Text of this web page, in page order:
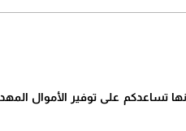
تساعدكم على توفير الأموال